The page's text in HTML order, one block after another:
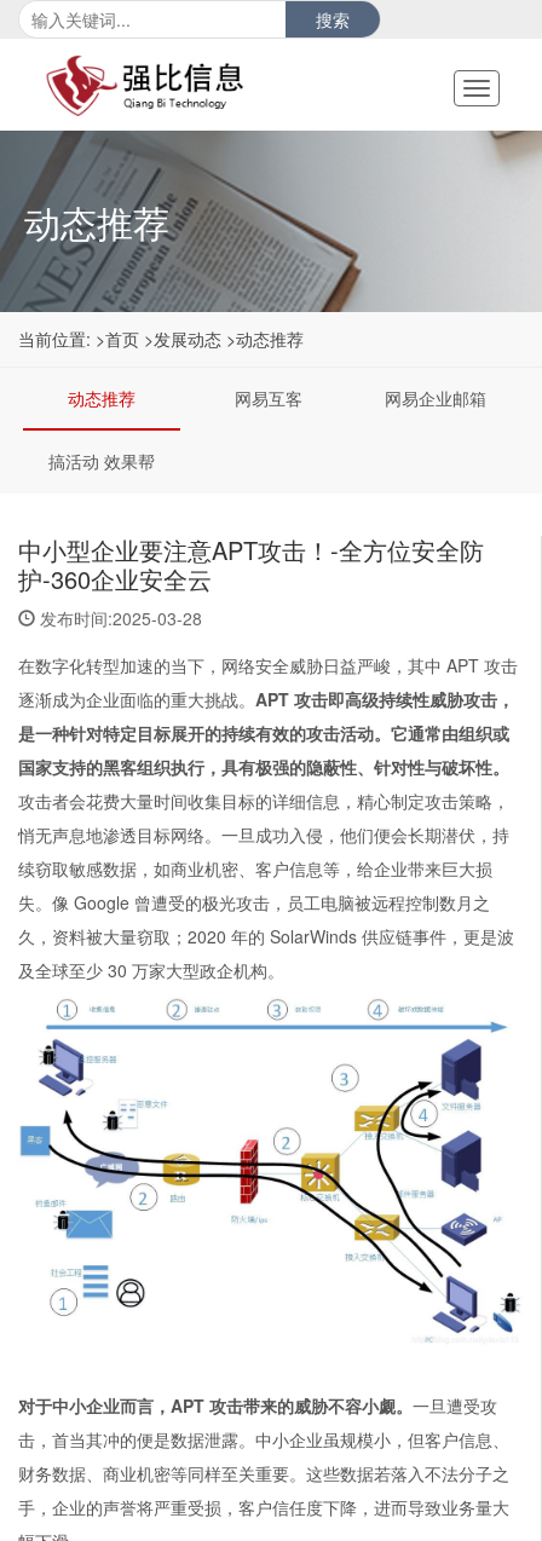
搜索
Toggle
动态推荐
当前位置: >首页 >发展动态 >动态推荐
动态推荐 网易互客 网易企业邮箱
搞活动 效果帮
中小型企业要注意APT攻击！-全方位安全防
护-360企业安全云
发布时间:2025-03-28
在数字化转型加速的当下，网络安全威胁日益严峻，其中 APT 攻击
逐渐成为企业面临的重大挑战。 APT 攻击即高级持续性威胁攻击，
是一种针对特定目标展开的持续有效的攻击活动。它通常由组织或
国家支持的黑客组织执行，具有极强的隐蔽性、针对性与破坏性。
攻击者会花费大量时间收集目标的详细信息，精心制定攻击策略，
悄无声息地渗透目标网络。一旦成功入侵，他们便会长期潜伏，持
续窃取敏感数据，如商业机密、客户信息等，给企业带来巨大损
失。像 Google 曾遭受的极光攻击，员工电脑被远程控制数月之
久，资料被大量窃取；2020 年的 SolarWinds 供应链事件，更是波
及全球至少 30 万家大型政企机构。
对于中小企业而言， APT 攻击带来的威胁不容小觑。 一旦遭受攻
击，首当其冲的便是数据泄露。中小企业虽规模小，但客户信息、
财务数据、商业机密等同样至关重要。这些数据若落入不法分子之
手，企业的声誉将严重受损，客户信任度下降，进而导致业务量大